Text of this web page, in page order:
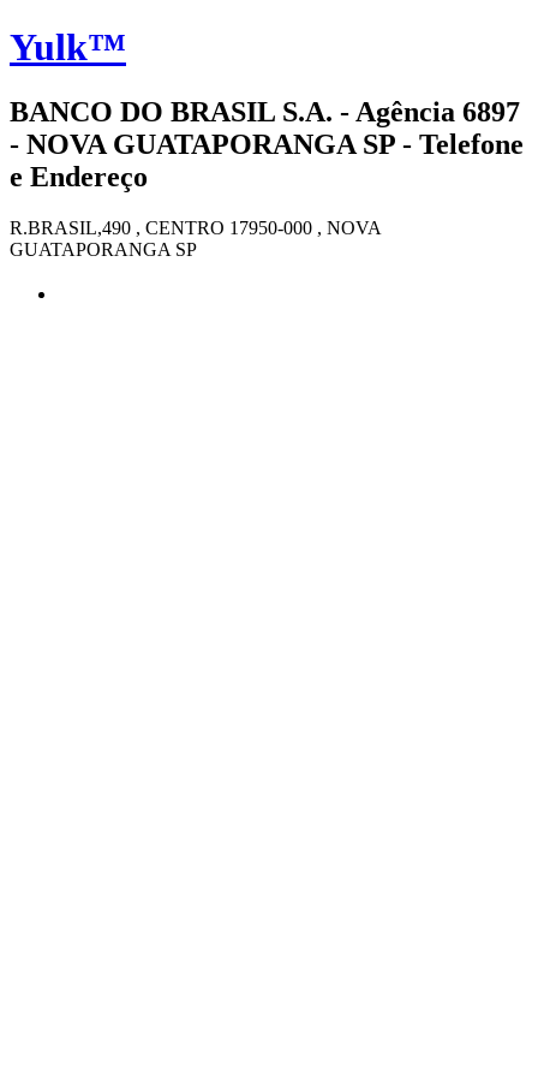
Yulk™
BANCO DO BRASIL S.A. - Agência 6897
- NOVA GUATAPORANGA SP - Telefone
e Endereço
R.BRASIL,490 , CENTRO 17950-000 , NOVA
GUATAPORANGA SP